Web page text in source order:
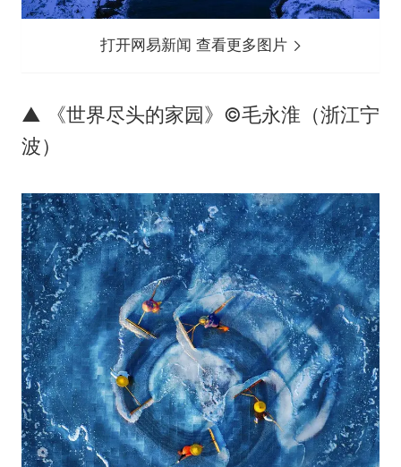
打开网易新闻 查看更多图片
▲ 《世界尽头的家园》©毛永淮（浙江宁
波）